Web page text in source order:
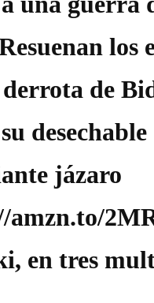
los
de
desechable
jázaro
amzn.to/
en tres